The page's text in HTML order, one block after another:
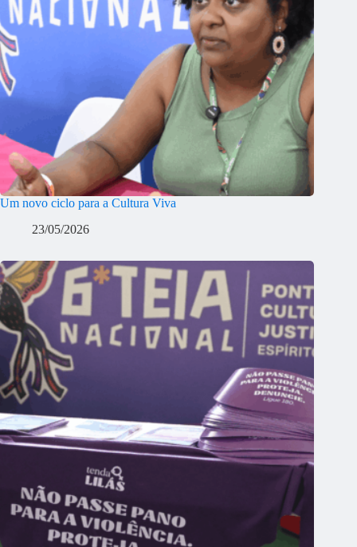
Um novo ciclo para a Cultura Viva
23/05/2026